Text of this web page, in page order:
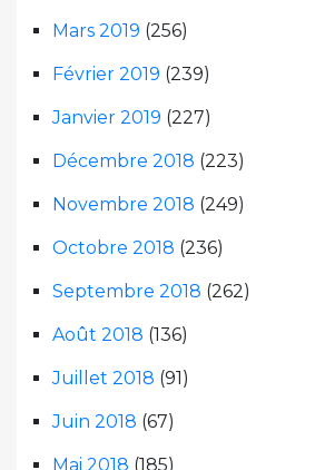
Mars 2019 (256)
Février 2019 (239)
Janvier 2019 (227)
Décembre 2018 (223)
Novembre 2018 (249)
Octobre 2018 (236)
Septembre 2018 (262)
Août 2018 (136)
Juillet 2018 (91)
Juin 2018 (67)
Mai 2018 (185)